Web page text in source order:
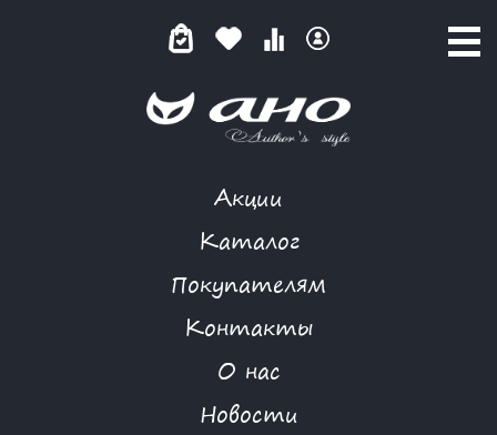
Акции
Каталог
Покупателям
Контакты
О нас
Новости
КАТАЛОГ ТОВАРОВ